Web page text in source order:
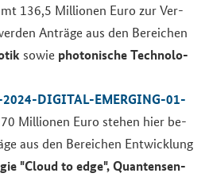
136,5 Mil­lio­nen Euro zur Ver­
An­trä­ge aus den Be­rei­chen
sowie pho­to­ni­sche Tech­no­lo­
DIGITAL-EMERGING-01-
Mil­lio­nen Euro ste­hen hier be­
aus den Be­rei­chen Ent­wick­lung
"Cloud to edge", Quan­ten­sen­